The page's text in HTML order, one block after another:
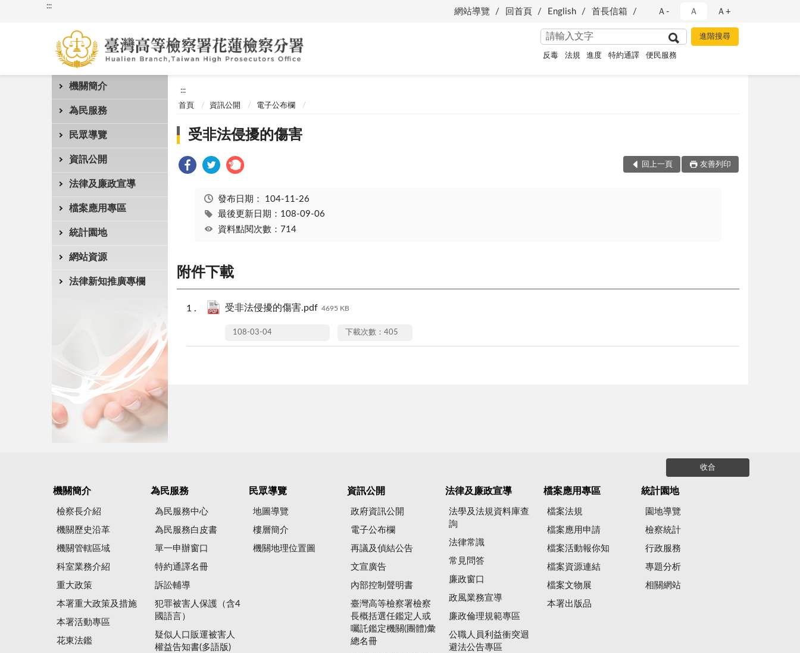
:::
網站導覽 回首頁 English 首長信箱 Ａ- Ａ Ａ+
反毒 法規 進度 特約通譯 便民服務
機關簡介
為民服務
民眾導覽
資訊公開
法律及廉政宣導
檔案應用專區
統計園地
網站資源
法律新知推廣專欄
:::
首頁 資訊公開 電子公布欄
受非法侵擾的傷害
回上一頁 友善列印
發布日期： 104-11-26
最後更新日期：108-09-06
資料點閱次數：714
附件下載
受非法侵擾的傷害.pdf 4695 KB
108-03-04 下載次數：405
收合
機關簡介
檢察長介紹
機關歷史沿革
機關管轄區域
科室業務介紹
重大政策
本署重大政策及措施
本署活動專區
花東法鑑
為民服務
為民服務中心
為民服務白皮書
單一申辦窗口
特約通譯名冊
訴訟輔導
犯罪被害人保護（含4
國語言）
疑似人口販運被害人
權益告知書(多語版)
民眾導覽
地圖導覽
樓層簡介
機關地理位置圖
資訊公開
政府資訊公開
電子公布欄
再議及偵結公告
文宣廣告
內部控制聲明書
臺灣高等檢察署檢察
長概括選任鑑定人或
囑託鑑定機關(團體)彙
總名冊
法律及廉政宣導
法學及法規資料庫查
詢
法律常識
常見問答
廉政窗口
政風業務宣導
廉政倫理規範專區
公職人員利益衝突迴
避法公告專區
檔案應用專區
檔案法規
檔案應用申請
檔案活動報你知
檔案資源連結
檔案文物展
本署出版品
統計園地
園地導覽
檢察統計
行政服務
專題分析
相關網站